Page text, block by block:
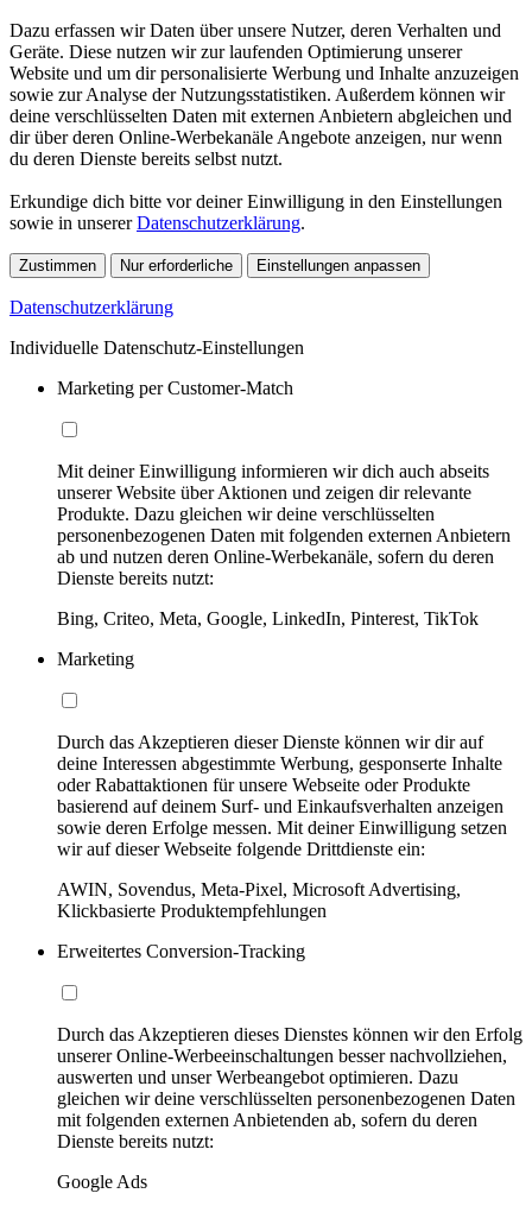
Dazu erfassen wir Daten über unsere Nutzer, deren Verhalten und
Geräte. Diese nutzen wir zur laufenden Optimierung unserer
Website und um dir personalisierte Werbung und Inhalte anzuzeigen
sowie zur Analyse der Nutzungsstatistiken. Außerdem können wir
deine verschlüsselten Daten mit externen Anbietern abgleichen und
dir über deren Online-Werbekanäle Angebote anzeigen, nur wenn
du deren Dienste bereits selbst nutzt.
Erkundige dich bitte vor deiner Einwilligung in den Einstellungen
sowie in unsererDatenschutzerklärung.
Zustimmen Nur erforderliche Einstellungen anpassen
Datenschutzerklärung
Individuelle Datenschutz-Einstellungen
Marketing per Customer-Match
Mit deiner Einwilligung informieren wir dich auch abseits
unserer Website über Aktionen und zeigen dir relevante
Produkte. Dazu gleichen wir deine verschlüsselten
personenbezogenen Daten mit folgenden externen Anbietern
ab und nutzen deren Online-Werbekanäle, sofern du deren
Dienste bereits nutzt:
Bing, Criteo, Meta, Google, LinkedIn, Pinterest, TikTok
Marketing
Durch das Akzeptieren dieser Dienste können wir dir auf
deine Interessen abgestimmte Werbung, gesponserte Inhalte
oder Rabattaktionen für unsere Webseite oder Produkte
basierend auf deinem Surf- und Einkaufsverhalten anzeigen
sowie deren Erfolge messen. Mit deiner Einwilligung setzen
wir auf dieser Webseite folgende Drittdienste ein:
AWIN, Sovendus, Meta-Pixel, Microsoft Advertising,
Klickbasierte Produktempfehlungen
Erweitertes Conversion-Tracking
Durch das Akzeptieren dieses Dienstes können wir den Erfolg
unserer Online-Werbeeinschaltungen besser nachvollziehen,
auswerten und unser Werbeangebot optimieren. Dazu
gleichen wir deine verschlüsselten personenbezogenen Daten
mit folgenden externen Anbietenden ab, sofern du deren
Dienste bereits nutzt:
Google Ads